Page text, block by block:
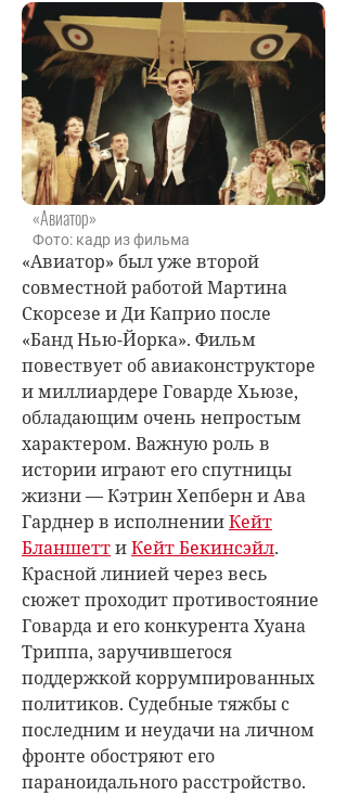
«Авиатор»
Фото: кадр из фильма
«Авиатор» был уже второй
совместной работой Мартина
Скорсезе и Ди Каприо после
«Банд Нью-Йорка». Фильм
повествует об авиаконструкторе
и миллиардере Говарде Хьюзе,
обладающим очень непростым
характером. Важную роль в
истории играют его спутницы
жизни — Кэтрин Хепберн и Ава
Гарднер в исполненииКейт
БланшеттиКейт Бекинсэйл.
Красной линией через весь
сюжет проходит противостояние
Говарда и его конкурента Хуана
Триппа, заручившегося
поддержкой коррумпированных
политиков. Судебные тяжбы с
последним и неудачи на личном
фронте обостряют его
параноидального расстройство.